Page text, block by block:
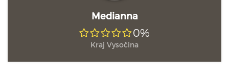
Medianna
0%
Kraj Vysočina